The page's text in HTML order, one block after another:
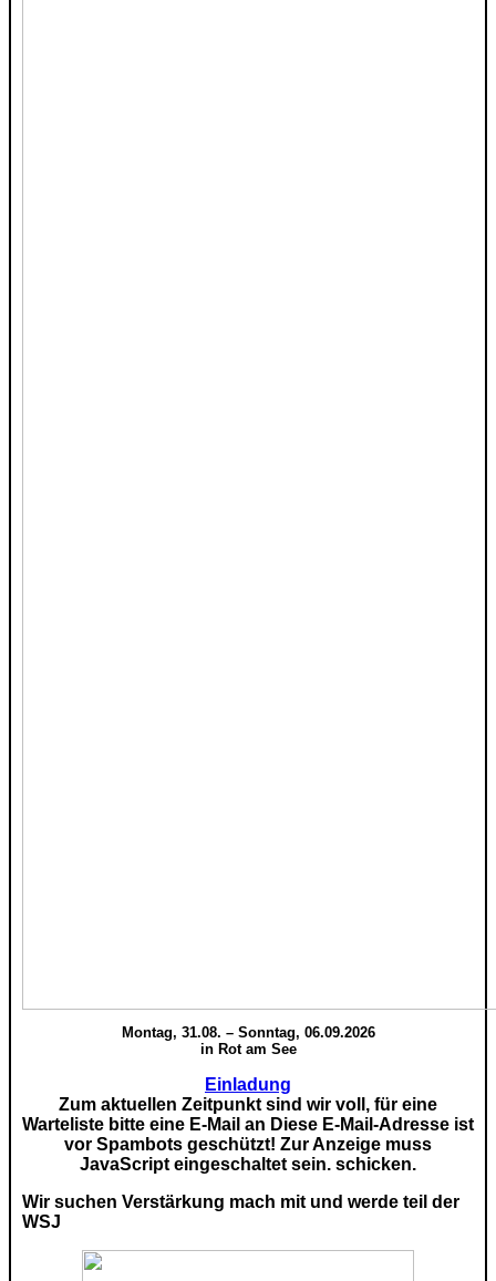
Montag, 31.08. – Sonntag, 06.09.2026
in Rot am See
Einladung
Zum aktuellen Zeitpunkt sind wir voll, für eine
Warteliste bitte eine E-Mail an Diese E-Mail-Adresse ist
vor Spambots geschützt! Zur Anzeige muss
JavaScript eingeschaltet sein. schicken.
Wir suchen Verstärkung mach mit und werde teil der
WSJ